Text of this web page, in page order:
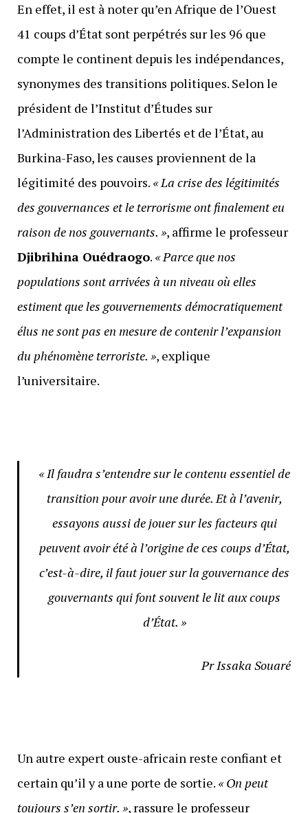
En effet, il est à noter qu’en Afrique de l’Ouest
41 coups d’État sont perpétrés sur les 96 que
compte le continent depuis les indépendances,
synonymes des transitions politiques. Selon le
président de l’Institut d’Études sur
l’Administration des Libertés et de l’État, au
Burkina-Faso, les causes proviennent de la
légitimité des pouvoirs. « La crise des légitimités
des gouvernances et le terrorisme ont finalement eu
raison de nos gouvernants. », affirme le professeur
Djibrihina Ouédraogo. « Parce que nos
populations sont arrivées à un niveau où elles
estiment que les gouvernements démocratiquement
élus ne sont pas en mesure de contenir l’expansion
du phénomène terroriste. », explique
l’universitaire.
« Il faudra s’entendre sur le contenu essentiel de
transition pour avoir une durée. Et à l’avenir,
essayons aussi de jouer sur les facteurs qui
peuvent avoir été à l’origine de ces coups d’État,
c’est-à-dire, il faut jouer sur la gouvernance des
gouvernants qui font souvent le lit aux coups
d’État. »
Pr Issaka Souaré
Un autre expert ouste-africain reste confiant et
certain qu’il y a une porte de sortie. « On peut
toujours s’en sortir. », rassure le professeur